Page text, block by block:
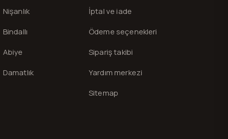
Nişanlık
Bindallı
Abiye
Damatlık
İptal ve iade
Ödeme seçenekleri
Sipariş takibi
Yardım merkezi
Sitemap